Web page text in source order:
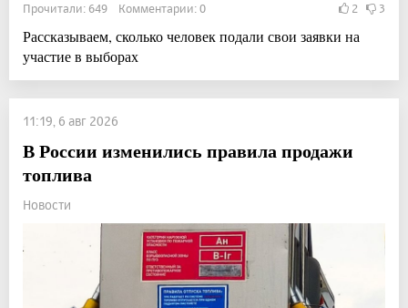
Прочитали: 649 Комментарии: 0 2 3
Рассказываем, сколько человек подали свои заявки на
участие в выборах
11:19, 6 авг 2026
В России изменились правила продажи
топлива
Новости